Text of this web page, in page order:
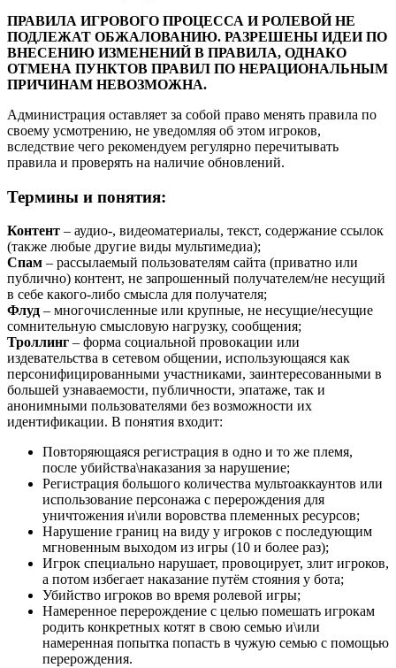
ПРАВИЛА ИГРОВОГО ПРОЦЕССА И РОЛЕВОЙ НЕ
ПОДЛЕЖАТ ОБЖАЛОВАНИЮ. РАЗРЕШЕНЫ ИДЕИ ПО
ВНЕСЕНИЮ ИЗМЕНЕНИЙ В ПРАВИЛА, ОДНАКО
ОТМЕНА ПУНКТОВ ПРАВИЛ ПО НЕРАЦИОНАЛЬНЫМ
ПРИЧИНАМ НЕВОЗМОЖНА.
Администрация оставляет за собой право менять правила по
своему усмотрению, не уведомляя об этом игроков,
вследствие чего рекомендуем регулярно перечитывать
правила и проверять на наличие обновлений.
Термины и понятия:
Контент – аудио-, видеоматериалы, текст, содержание ссылок
(также любые другие виды мультимедиа);
Спам – рассылаемый пользователям сайта (приватно или
публично) контент, не запрошенный получателем/не несущий
в себе какого-либо смысла для получателя;
Флуд – многочисленные или крупные, не несущие/несущие
сомнительную смысловую нагрузку, сообщения;
Троллинг – форма социальной провокации или
издевательства в сетевом общении, использующаяся как
персонифицированными участниками, заинтересованными в
большей узнаваемости, публичности, эпатаже, так и
анонимными пользователями без возможности их
идентификации. В понятия входит:
Повторяющаяся регистрация в одно и то же племя,
после убийства\наказания за нарушение;
Регистрация большого количества мультоаккаунтов или
использование персонажа с перерождения для
уничтожения и\или воровства племенных ресурсов;
Нарушение границ на виду у игроков с последующим
мгновенным выходом из игры (10 и более раз);
Игрок специально нарушает, провоцирует, злит игроков,
а потом избегает наказание путём стояния у бота;
Убийство игроков во время ролевой игры;
Намеренное перерождение с целью помешать игрокам
родить конкретных котят в свою семью и\или
намеренная попытка попасть в чужую семью с помощью
перерождения.